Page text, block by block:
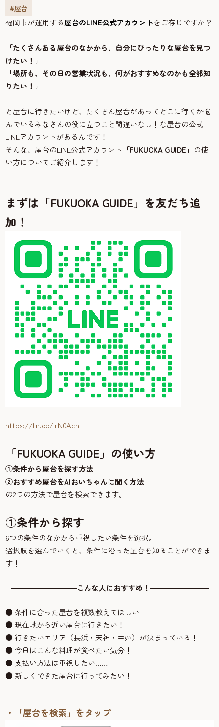
#屋台
福岡市が運用する屋台のLINE公式アカウントをご存じですか？
「たくさんある屋台のなかから、自分にぴったりな屋台を見つ
けたい！」
「場所も、その日の営業状況も、何がおすすめなのかも全部知
りたい！」
と屋台に行きたいけど、たくさん屋台があってどこに行くか悩
んでいるみなさんの役に立つこと間違いなし！な屋台の公式
LINEアカウントがあるんです！
そんな、屋台のLINE公式アカウント
「FUKUOKA GUIDE」 の使
い方についてご紹介します！
まずは「FUKUOKA GUIDE」を友だち追
加！
https://lin.ee/IrN0Ach
「FUKUOKA GUIDE」の使い方
①条件から屋台を探す方法
②おすすめ屋台をAIおいちゃんに聞く方法
の2つの方法で屋台を検索できます。
①条件から探す
6つの条件のなかから重視したい条件を選択。
選択肢を選んでいくと、条件に沿った屋台を知ることができま
す！
―――――――――こんな人におすすめ！――――――――
● 条件に合った屋台を複数教えてほしい
● 現在地から近い屋台に行きたい！
● 行きたいエリア（長浜・天神・中州）が決まっている！
● 今日はこんな料理が食べたい気分！
● 支払い方法は重視したい……
● 新しくできた屋台に行ってみたい！
・「屋台を検索」をタップ